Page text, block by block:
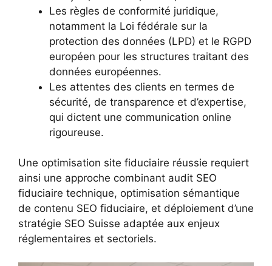
Les règles de conformité juridique,
notamment la Loi fédérale sur la
protection des données (LPD) et le RGPD
européen pour les structures traitant des
données européennes.
Les attentes des clients en termes de
sécurité, de transparence et d’expertise,
qui dictent une communication online
rigoureuse.
Une optimisation site fiduciaire réussie requiert
ainsi une approche combinant audit SEO
fiduciaire technique, optimisation sémantique
de contenu SEO fiduciaire, et déploiement d’une
stratégie SEO Suisse adaptée aux enjeux
réglementaires et sectoriels.